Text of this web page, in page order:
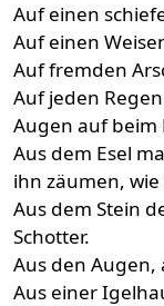
Auf einen
Auf einen
Auf fremden
Auf jeden
Augen auf beim
Aus dem Esel
ihn zäumen,
Aus dem Stein
Schotter.
Aus den Augen,
Aus einer